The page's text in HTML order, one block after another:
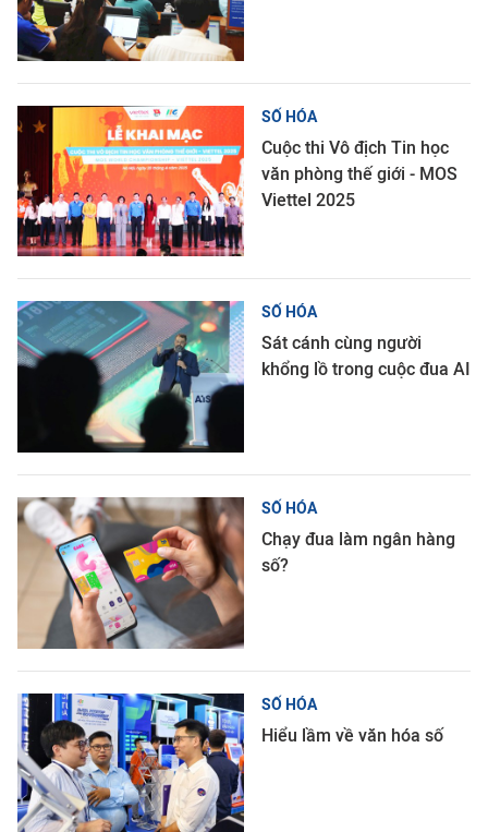
SỐ HÓA
Cuộc thi Vô địch Tin học
văn phòng thế giới - MOS
Viettel 2025
SỐ HÓA
Sát cánh cùng người
khổng lồ trong cuộc đua AI
SỐ HÓA
Chạy đua làm ngân hàng
số?
SỐ HÓA
Hiểu lầm về văn hóa số